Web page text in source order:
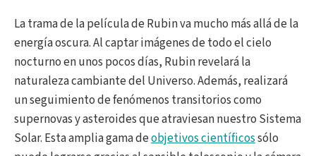
La trama de la película de Rubin va mucho más allá de la
energía oscura. Al captar imágenes de todo el cielo
nocturno en unos pocos días, Rubin revelará la
naturaleza cambiante del Universo. Además, realizará
un seguimiento de fenómenos transitorios como
supernovas y asteroides que atraviesan nuestro Sistema
Solar. Esta amplia gama deobjetivos científicossólo